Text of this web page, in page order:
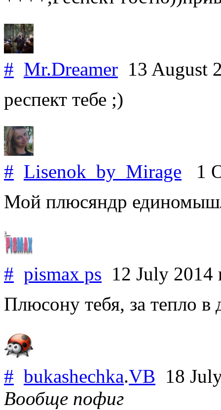
# Mr.Dreamer 13 August
респект тебе ;)
# Lisenok_by_Mirage 1
Мой плюсяндр
# pismax ps 12 July 2014
Плюсону тебя, за тепло в
# bukashechka.VB 18
Вообще пофиг